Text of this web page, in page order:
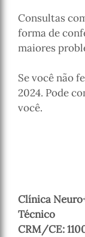
Consultas
forma de
maiores
Se você não
2024. Pode
você.
Clínica
Técnico
CRM/CE: